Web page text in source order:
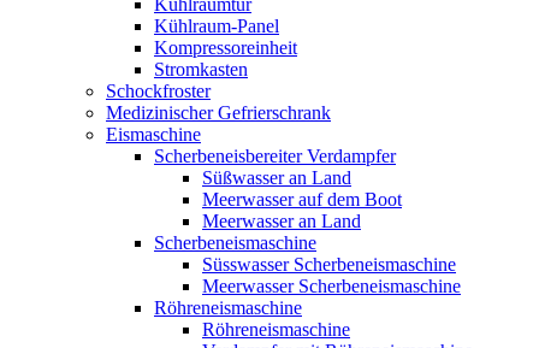
Kühlraumtür
Kühlraum-Panel
Kompressoreinheit
Stromkasten
Schockfroster
Medizinischer Gefrierschrank
Eismaschine
Scherbeneisbereiter Verdampfer
Süßwasser an Land
Meerwasser auf dem Boot
Meerwasser an Land
Scherbeneismaschine
Süsswasser Scherbeneismaschine
Meerwasser Scherbeneismaschine
Röhreneismaschine
Röhreneismaschine